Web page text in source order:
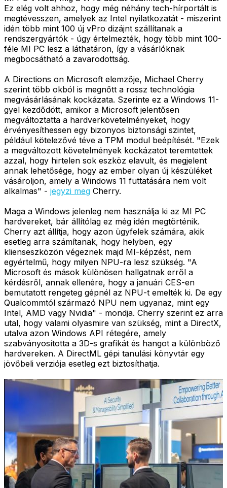
Ez elég volt ahhoz, hogy még néhány tech-hírportált is
megtévesszen, amelyek az Intel nyilatkozatát - miszerint
idén több mint 100 új vPro dizájnt szállítanak a
rendszergyártók - úgy értelmezték, hogy több mint 100-
féle MI PC lesz a láthatáron, így a vásárlóknak
megbocsátható a zavarodottság.
A Directions on Microsoft elemzője, Michael Cherry
szerint több okból is megnőtt a rossz technológia
megvásárlásának kockázata. Szerinte ez a Windows 11-
gyel kezdődött, amikor a Microsoft jelentősen
megváltoztatta a hardverkövetelményeket, hogy
érvényesíthessen egy bizonyos biztonsági szintet,
például kötelezővé téve a TPM modul beépítését. "Ezek
a megváltozott követelmények kockázatot teremtettek
azzal, hogy hirtelen sok eszköz elavult, és megjelent
annak lehetősége, hogy az ember olyan új készüléket
vásároljon, amely a Windows 11 futtatására nem volt
alkalmas" - jegyzi meg Cherry.
Maga a Windows jelenleg nem használja ki az MI PC
hardvereket, bár állítólag ez még idén megtörténik.
Cherry azt állítja, hogy azon ügyfelek számára, akik
esetleg arra számítanak, hogy helyben, egy
klienseszközön végeznek majd MI-képzést, nem
egyértelmű, hogy milyen NPU-ra lesz szükség. "A
Microsoft és mások különösen hallgatnak erről a
kérdésről, annak ellenére, hogy a januári CES-en
bemutatott rengeteg gépnél az NPU-t emelték ki. De egy
Qualcommtól származó NPU nem ugyanaz, mint egy
Intel, AMD vagy Nvidia" - mondja. Cherry szerint ez arra
utal, hogy valami olyasmire van szükség, mint a DirectX,
utalva azon Windows API rétegére, amely
szabványosította a 3D-s grafikát és hangot a különböző
hardvereken. A DirectML gépi tanulási könyvtár egy
jövőbeli verziója esetleg ezt biztosíthatja.